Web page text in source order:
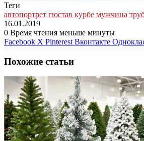
Теги
автопортрет гюстав курбе мужчина
16.01.2019
0 Время чтения меньше минуты
Facebook X Pinterest Вконтакте
Похожие статьи